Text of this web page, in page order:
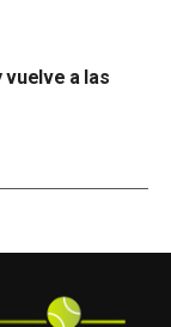
vuelve a las